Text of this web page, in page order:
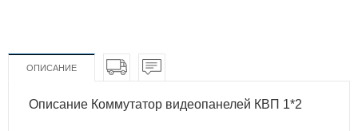
ОПИСАНИЕ
Описание Коммутатор видеопанелей КВП 1*2